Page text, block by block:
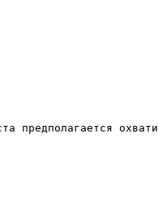
предполагается